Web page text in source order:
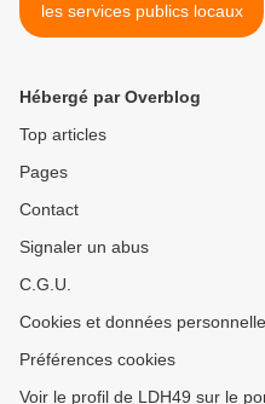
les services publics locaux
Hébergé par Overblog
Top articles
Pages
Contact
Signaler un abus
C.G.U.
Cookies et données
Préférences cookies
Voir le profil de LDH49 sur le